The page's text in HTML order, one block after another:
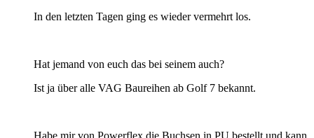
In den letzten Tagen ging es wieder vermehrt los.
Hat jemand von euch das bei seinem auch?
Ist ja über alle VAG Baureihen ab Golf 7 bekannt.
Habe mir von Powerflex die Buchsen in PU bestellt und kann